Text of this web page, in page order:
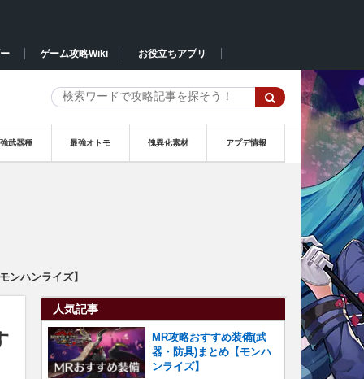
ゲーム攻略Wiki お役立ちアプリ
武器種 最強オトモ 傀異化素材 アプデ情報
ンハンライズ】
人気記事
MR攻略おすすめ装備(武
器・防具)まとめ【モンハ
ンライズ】